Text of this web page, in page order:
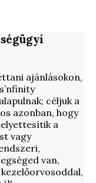
ajánlásokon,
céljuk a
azonban, hogy
a
vagy
van,